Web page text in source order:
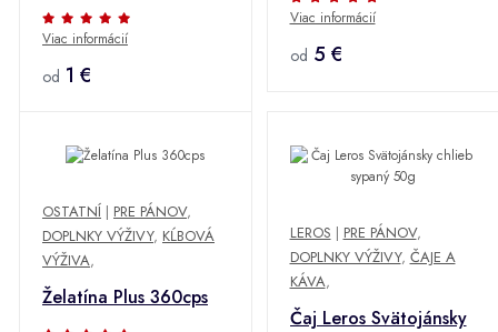
Viac informácií
od 1 €
Viac informácií
od 5 €
OSTATNÍ | PRE PÁNOV,
DOPLNKY VÝŽIVY, KĹBOVÁ
VÝŽIVA,
Želatína Plus 360cps
LEROS | PRE PÁNOV,
DOPLNKY VÝŽIVY, ČAJE A
KÁVA,
Čaj Leros Svätojánsky